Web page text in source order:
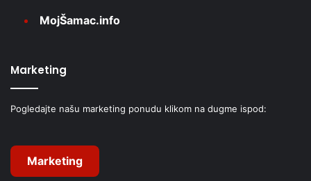
MojŠamac.info
Marketing
Pogledajte našu marketing ponudu klikom na dugme ispod:
Marketing